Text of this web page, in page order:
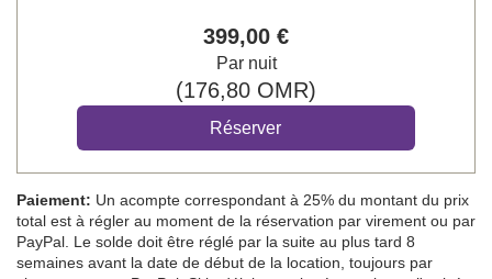
399,00 €
Par nuit
(176,80 OMR)
Paiement: Un acompte correspondant à 25% du montant du prix
total est à régler au moment de la réservation par virement ou par
PayPal. Le solde doit être réglé par la suite au plus tard 8
semaines avant la date de début de la location, toujours par